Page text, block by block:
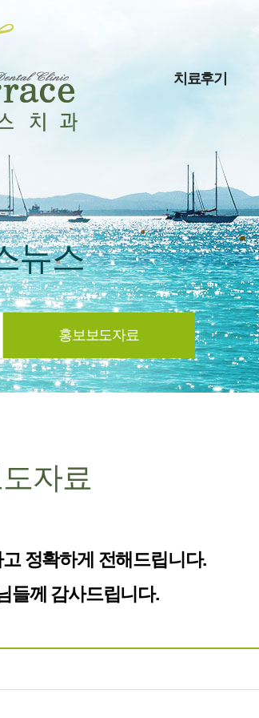
치료후기
뉴스
홍보보도자료
자료
정확하게 전해드립니다.
들께 감사드립니다.